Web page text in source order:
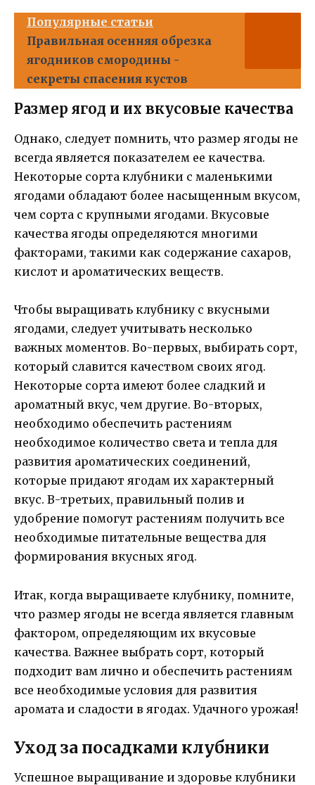
Популярные статьи
Правильная осенняя обрезка
ягодников смородины -
секреты спасения кустов
Размер ягод и их вкусовые качества
Однако, следует помнить, что размер ягоды не
всегда является показателем ее качества.
Некоторые сорта клубники с маленькими
ягодами обладают более насыщенным вкусом,
чем сорта с крупными ягодами. Вкусовые
качества ягоды определяются многими
факторами, такими как содержание сахаров,
кислот и ароматических веществ.
Чтобы выращивать клубнику с вкусными
ягодами, следует учитывать несколько
важных моментов. Во-первых, выбирать сорт,
который славится качеством своих ягод.
Некоторые сорта имеют более сладкий и
ароматный вкус, чем другие. Во-вторых,
необходимо обеспечить растениям
необходимое количество света и тепла для
развития ароматических соединений,
которые придают ягодам их характерный
вкус. В-третьих, правильный полив и
удобрение помогут растениям получить все
необходимые питательные вещества для
формирования вкусных ягод.
Итак, когда выращиваете клубнику, помните,
что размер ягоды не всегда является главным
фактором, определяющим их вкусовые
качества. Важнее выбрать сорт, который
подходит вам лично и обеспечить растениям
все необходимые условия для развития
аромата и сладости в ягодах. Удачного урожая!
Уход за посадками клубники
Успешное выращивание и здоровье клубники